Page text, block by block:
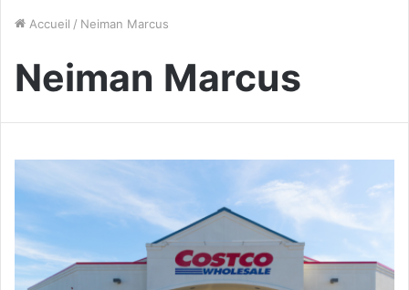
Accueil / Neiman Marcus
Neiman Marcus